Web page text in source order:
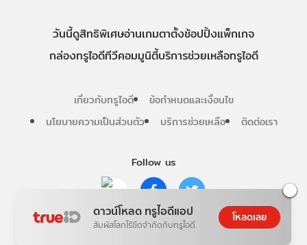
ดาวน์โหลด ทรูไอดีแอป
สัมผัสโลกไร้ขีดจำกัดกับทรูไอดี
โหลดเลย
Follow us
Copyright © True Digital Group Company Limited.
All rights reserved
วันนี้ดูสิทธิพิเศษอ่านเกมตาตั้งช้อปปิ้งแพ็กเกจ
กล่องทรูไอดีทีวีคอมมูนิตี้บริการช่วยเหลือทรูไอดี
เกี่ยวกับทรูไอดี
ข้อกำหนดและเงื่อนไข
นโยบายความเป็นส่วนตัว
บริการช่วยเหลือ ติดต่อเรา